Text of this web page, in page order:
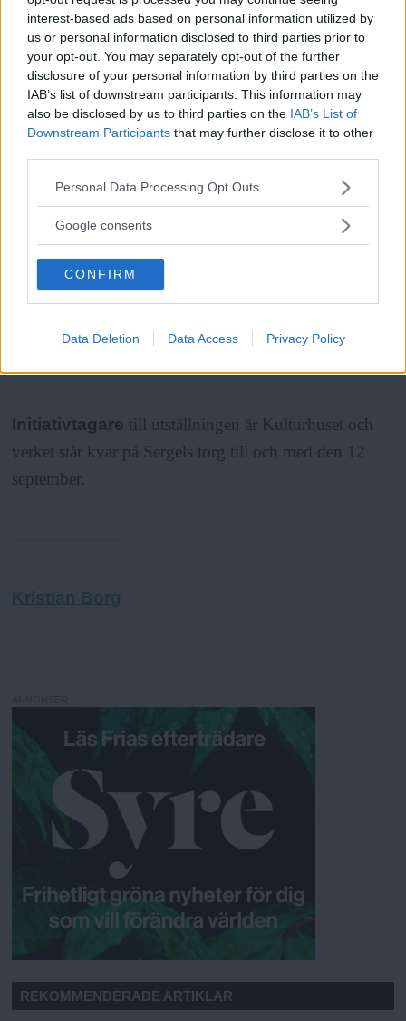
interest-based ads based on personal information utilized by
us or personal information disclosed to third parties prior to
your opt-out. You may separately opt-out of the further
disclosure of your personal information by third parties on the
IAB’s list of downstream participants. This information may
also be disclosed by us to third parties on the IAB’s List of
Downstream Participants that may further disclose it to other
Please note that this website/app uses one or more Google
not limited to your visit or usage behaviour. You may click to
use your data for below specified purposes in below Google
consent section.
Personal Data Processing Opt Outs
Google consents
CONFIRM
Data Deletion Data Access Privacy Policy
Läs Frias efterträdare!
Syreär Sveriges enda gröna dagstidning som
finns både digitalt och i tryck.
att politiker har ett ”ansvar för det offentliga rummet”.
Verket ”sänder signaler som är djupt olyckliga”, menar
han och tycker att den centrala placeringen gör verket
för påtagligt.
ANNONS
– Vi ska var stolta över vår flagga. Den förknippas
med många goda värden såsom jämställdhet, tillit och
trygghet. De associationer som konstverket ger är
minst sagt olyckliga och att föra upp det på
signaler och riskerar att spela främlingsfientliga krafter
i händerna.
Initiativtagare till utställningen är Kulturhuset och
verket står kvar på Sergels torg till och med den 12
september.
Kristian Borg
REKOMMENDERADE ARTIKLAR